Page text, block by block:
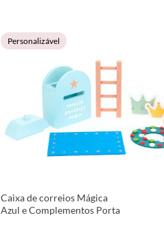
Personalizável
Caixa de correios Mágica
Azul e Complementos Porta